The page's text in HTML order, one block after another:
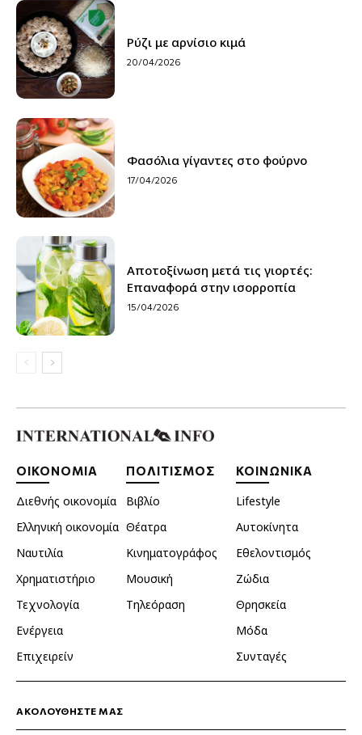
Ρύζι με αρνίσιο κιμά
20/04/2026
Φασόλια γίγαντες στο φούρνο
17/04/2026
Αποτοξίνωση μετά τις γιορτές:
Επαναφορά στην ισορροπία
15/04/2026
ΟΙΚΟΝΟΜΙΑ
Διεθνής οικονομία
Ελληνική οικονομία
Ναυτιλία
Χρηματιστήριο
Τεχνολογία
Ενέργεια
Επιχειρείν
ΠΟΛΙΤΙΣΜΟΣ
Βιβλίο
Θέατρα
Κινηματογράφος
Μουσική
Τηλεόραση
ΚΟΙΝΩΝΙΚΑ
Lifestyle
Αυτοκίνητα
Εθελοντισμός
Ζώδια
Θρησκεία
Μόδα
Συνταγές
ΑΚΟΛΟΥΘΗΣΤΕ ΜΑΣ